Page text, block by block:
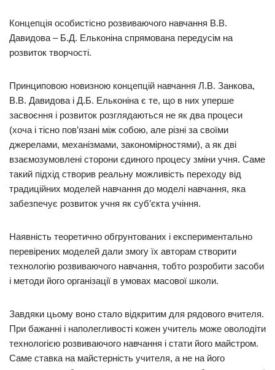
Концепція особистісно розвиваючого навчання В.В.
Давидова – Б.Д. Ельконіна спрямована передусім на
розвиток творчості.
Принциповою новизною концепцій навчання Л.В. Занкова,
В.В. Давидова і Д.Б. Ельконіна є те, що в них уперше
засвоєння і розвиток розглядаються не як два процеси
(хоча і тісно пов’язані між собою, але різні за своїми
джерелами, механізмами, закономірностями), а як дві
взаємозумовлені сторони єдиного процесу зміни учня. Саме
такий підхід створив реальну можливість переходу від
традиційних моделей навчання до моделі навчання, яка
забезпечує розвиток учня як суб’єкта учіння.
Наявність теоретично обгрунтованих і експериментально
перевірених моделей дали змогу їх авторам створити
технологію розвиваючого навчання, тобто розробити засоби
і методи його організації в умовах масової школи.
Завдяки цьому воно стало відкритим для рядового вчителя.
При бажанні і наполегливості кожен учитель може оволодіти
технологією розвиваючого навчання і стати його майстром.
Саме ставка на майстерність учителя, а не на його